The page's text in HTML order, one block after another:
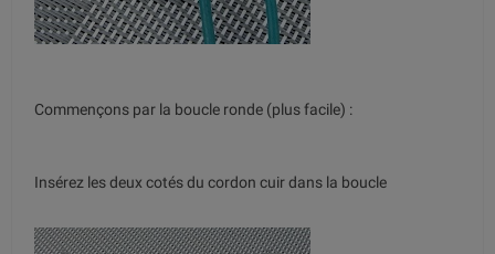
Commençons par la boucle ronde (plus facile) :
Insérez les deux cotés du cordon cuir dans la boucle